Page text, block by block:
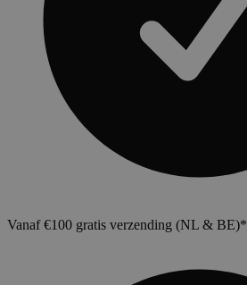
Vanaf €100 gratis verzending (NL & BE)*